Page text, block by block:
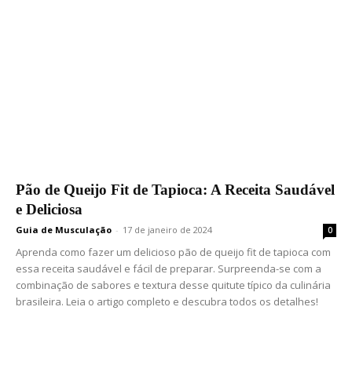
Pão de Queijo Fit de Tapioca: A Receita Saudável
e Deliciosa
Guia de Musculação - 17 de janeiro de 2024 0
Aprenda como fazer um delicioso pão de queijo fit de tapioca com
essa receita saudável e fácil de preparar. Surpreenda-se com a
combinação de sabores e textura desse quitute típico da culinária
brasileira. Leia o artigo completo e descubra todos os detalhes!